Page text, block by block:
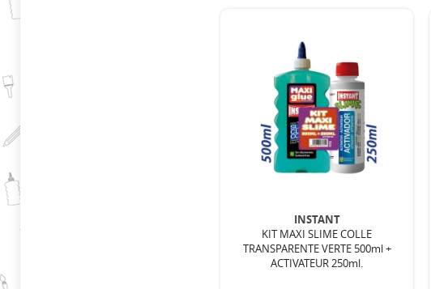
INSTANT
KIT MAXI SLIME COLLE
TRANSPARENTE VERTE 500ml +
ACTIVATEUR 250ml.